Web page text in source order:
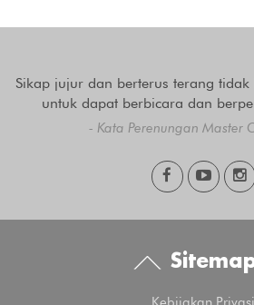
Sikap jujur dan berterus terang
untuk dapat berbicara dan
- Kata Perenungan Master